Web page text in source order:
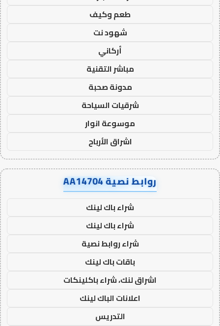
طعم وكيف
شهود نت
أركاني
مباشر التقنية
مدونة صحبة
شرقيات السياحة
موسوعة انوار
اشراق الأرباح
روابط نصية AA14704
شراء باك لينك
شراء باك لينك
شراء روابط نصية
باقات باك لينك
اشراق لنك، شراء باكلينكات
اعلانات الباك لينك
التدريس